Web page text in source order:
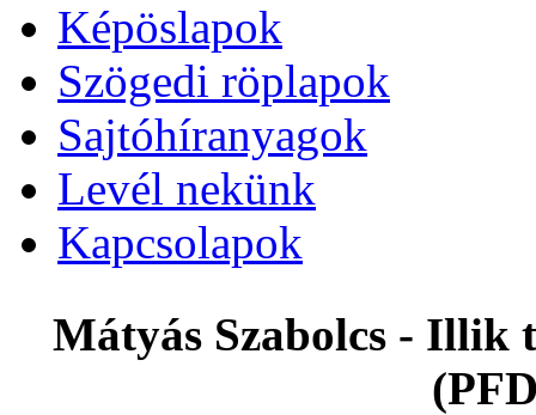
Képöslapok
Szögedi röplapok
Sajtóhíranyagok
Levél nekünk
Kapcsolapok
Mátyás Szabolcs - Illik